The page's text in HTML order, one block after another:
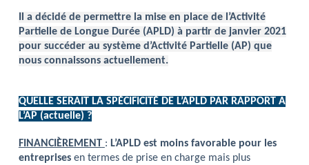
Il a décidé de permettre la mise en place de l’Activité
Partielle de Longue Durée (APLD) à partir de janvier 2021
pour succéder au système d’Activité Partielle (AP) que
nous connaissons actuellement.
QUELLE SERAIT LA SPÉCIFICITÉ DE L’APLD PAR RAPPORT A
L’AP (actuelle) ?
FINANCIÈREMENT : L’APLD est moins favorable pour les
entreprisesen termes de prise en charge mais plus